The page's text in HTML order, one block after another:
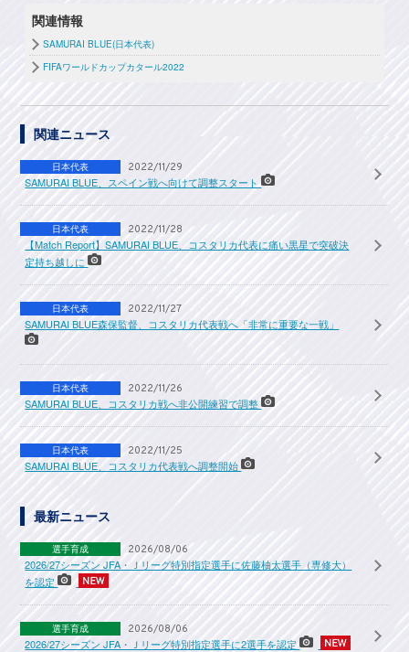
関連情報
SAMURAI BLUE(日本代表)
FIFAワールドカップカタール2022
関連ニュース
日本代表 2022/11/29
SAMURAI BLUE、スペイン戦へ向けて調整スタート
日本代表 2022/11/28
【Match Report】SAMURAI BLUE、コスタリカ代表に痛い黒星で突破決
定持ち越しに
日本代表 2022/11/27
SAMURAI BLUE森保監督、コスタリカ代表戦へ「非常に重要な一戦」
日本代表 2022/11/26
SAMURAI BLUE、コスタリカ戦へ非公開練習で調整
日本代表 2022/11/25
SAMURAI BLUE、コスタリカ代表戦へ調整開始
最新ニュース
選手育成 2026/08/06
2026/27シーズン JFA・Ｊリーグ特別指定選手に佐藤柚太選手（専修大）
を認定
選手育成 2026/08/06
2026/27シーズン JFA・Ｊリーグ特別指定選手に2選手を認定